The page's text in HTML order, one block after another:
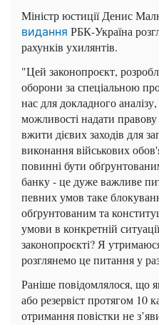
Міністр юстиції Денис
видання РБК-Україна
рахунків ухилянтів.
"Цей законопроєкт,
оборони за спеціальною
нас для докладного
можливості надати
вжити дієвих заходів для
виконання військових
повинні бути
банку - це дуже важливе
певних умов таке
обґрунтованим та
умови в конкретній
законопроєкті? Я
розглянемо це питання у
Раніше повідомлялося, що
або резервіст протягом 10
отримання повістки не